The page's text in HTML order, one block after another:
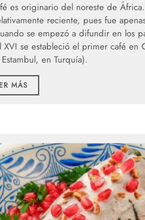
es originario del noreste de
reciente, pues fue
se empezó a difundir en los
XVI se estableció el primer café en
en Turquía).
MÁS